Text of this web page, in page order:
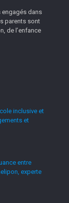
engagés dans
parents sont
de l’enfance
inclusive et
et
entre
experte